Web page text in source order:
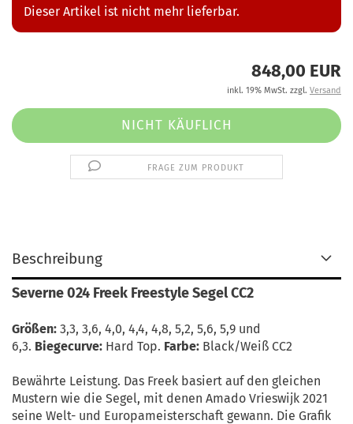
Dieser Artikel ist nicht mehr lieferbar.
848,00 EUR
inkl. 19% MwSt. zzgl. Versand
FRAGE ZUM PRODUKT
Beschreibung
Severne 024 Freek Freestyle Segel CC2
Größen: 3,3, 3,6, 4,0, 4,4, 4,8, 5,2, 5,6, 5,9 und
6,3. Biegecurve: Hard Top. Farbe: Black/Weiß CC2
Bewährte Leistung. Das Freek basiert auf den gleichen
Mustern wie die Segel, mit denen Amado Vrieswijk 2021
seine Welt- und Europameisterschaft gewann. Die Grafik